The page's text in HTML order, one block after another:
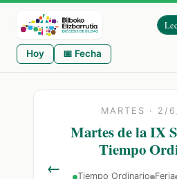
Hoy 📅 Fecha
←
MARTES · 2/
Martes de la IX
Tiempo
Tiempo Ordinario Feria